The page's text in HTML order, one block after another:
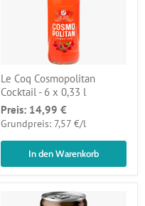
Le Coq Cosmopolitan
Cocktail - 6 x 0,33 l
Preis: 14,99 €
Grundpreis: 7,57 €/pro
l
In den Warenkorb